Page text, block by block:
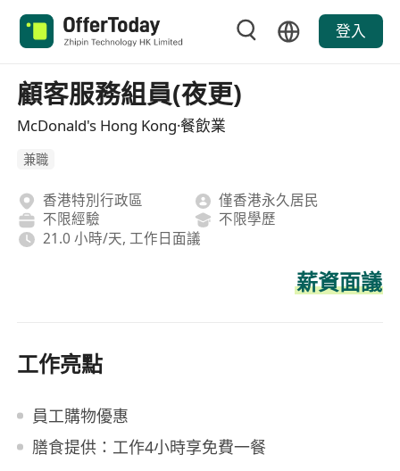
登入
顧客服務組員(夜更)
McDonald's Hong Kong·餐飲業
兼職
香港特別行政區
僅香港永久居民
不限經驗
不限學歷
21.0 小時/天, 工作日面議
薪資面議
工作亮點
員工購物優惠
膳食提供：工作4小時享免費一餐